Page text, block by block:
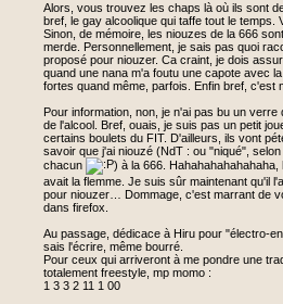
Alors, vous trouvez les chaps là où ils sont
bref, le gay alcoolique qui taffe tout le temps.
Sinon, de mémoire, les niouzes de la 666
merde. Personnellement, je sais pas quoi
proposé pour niouzer. Ca craint, je dois
quand une nana m'a foutu une capote avec
fortes quand même, parfois. Enfin bref, c'est
Pour information, non, je n'ai pas bu un
de l'alcool. Bref, ouais, je suis pas un petit
certains boulets du FIT. D'ailleurs, ils vont
savoir que j'ai niouzé (NdT : ou "niqué",
chacun
) à la 666.
avait la flemme. Je suis sûr maintenant qu'il
pour niouzer… Dommage, c'est marrant de
dans firefox.
Au passage, dédicace à Hiru pour "électro-
sais l'écrire, même bourré.
Pour ceux qui arriveront à me pondre une
totalement freestyle, mp momo :
1 3 3 2 11 1 00